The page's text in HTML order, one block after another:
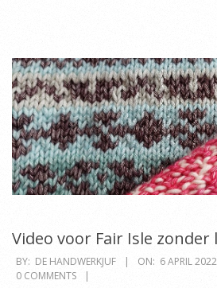
Video voor Fair Isle zonder
2022-
04-
BY: DE HANDWERKJUF ON: 6 APRIL 2022
0 COMMENTS